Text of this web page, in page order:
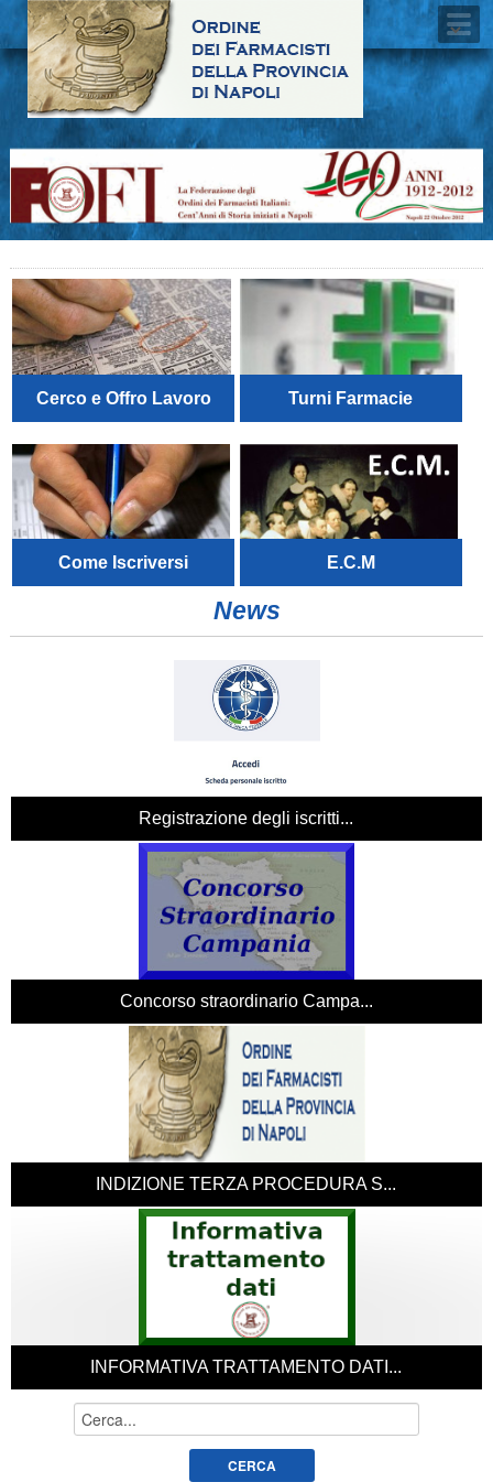
Cerco e Offro Lavoro Turni Farmacie
Come Iscriversi E.C.M
News
Registrazione degli iscritti...
Concorso straordinario Campa...
TERZA PROCEDURA S...
TRATTAMENTO DATI...